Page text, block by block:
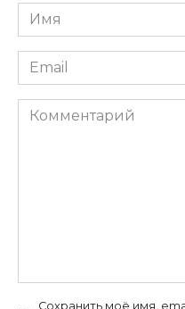
Имя
*
Email
*
Комментарий
Сохранить моё имя,